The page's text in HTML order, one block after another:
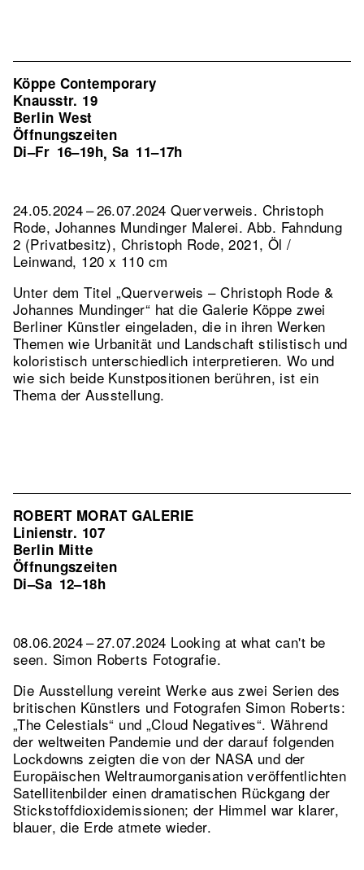
Köppe Contemporary
Knausstr. 19
Berlin West
Öffnungszeiten
Di–Fr 16–19h, Sa 11–17h
24.05.2024 – 26.07.2024 Querverweis. Christoph
Rode, Johannes Mundinger Malerei.Abb. Fahndung
2 (Privatbesitz), Christoph Rode, 2021, Öl /
Leinwand, 120 x 110 cm
Unter dem Titel „Querverweis – Christoph Rode &
Johannes Mundinger“ hat die Galerie Köppe zwei
Berliner Künstler eingeladen, die in ihren Werken
Themen wie Urbanität und Landschaft stilistisch und
koloristisch unterschiedlich interpretieren. Wo und
wie sich beide Kunstpositionen berühren, ist ein
Thema der Ausstellung.
ROBERT MORAT GALERIE
Linienstr. 107
Berlin Mitte
Öffnungszeiten
Di–Sa 12–18h
08.06.2024 – 27.07.2024 Looking at what can't be
seen. Simon Roberts Fotografie.
Die Ausstellung vereint Werke aus zwei Serien des
britischen Künstlers und Fotografen Simon Roberts:
„The Celestials“ und „Cloud Negatives“. Während
der weltweiten Pandemie und der darauf folgenden
Lockdowns zeigten die von der NASA und der
Europäischen Weltraumorganisation veröffentlichten
Satellitenbilder einen dramatischen Rückgang der
Stickstoffdioxidemissionen; der Himmel war klarer,
blauer, die Erde atmete wieder.